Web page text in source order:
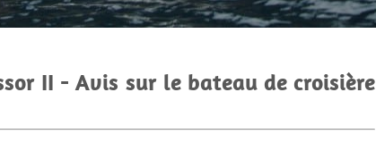
II - Avis sur le bateau de croisière